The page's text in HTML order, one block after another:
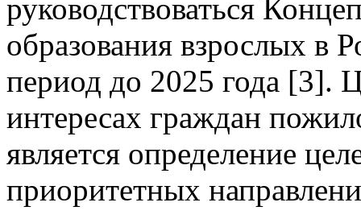
руководствоваться
образования взрослых в
период до 2025 года [3].
интересах граждан
является определение
приоритетных